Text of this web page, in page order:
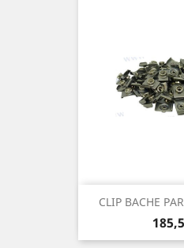
CLIP BACHE
Prix